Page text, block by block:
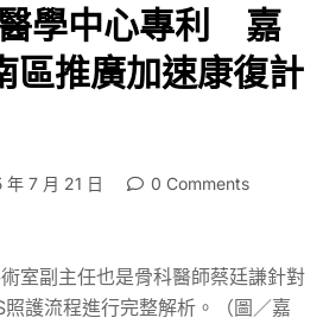
醫學中心專利 嘉
區推廣加速康復計
年 7 月 21 日
0 Comments
室副主任也是骨科醫師蔡廷謙針對
照護流程進行完整解析。（圖／嘉